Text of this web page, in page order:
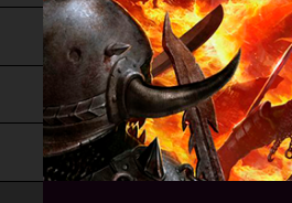
NEW